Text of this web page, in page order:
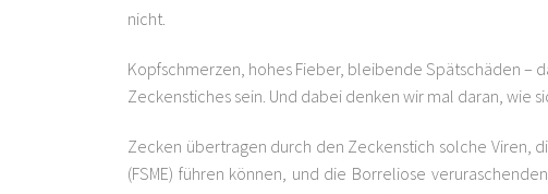
nicht.
Kopfschmerzen, hohes Fieber, bleibende Spätschäden –
Zeckenstiches sein. Und dabei denken wir mal daran, wie
Zecken übertragen durch den Zeckenstich solche Viren,
(FSME) führen können, und die Borreliose